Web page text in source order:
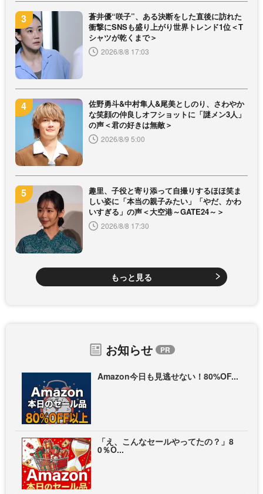
蒼井優“咲子”、ある決断をした直後に訪れた
衝撃にSNSも盛り上がり世界トレンド1位＜T
シャツが乾くまで＞
2026/8/8 17:03
佐野勇斗&中村隼人&尾美としのり、さわやか
な笑顔の仲良しオフショットに「謎メン3人」
の声＜君の好きは無敵＞
2026/8/9 5:00
趣里、子役と寄り添って自撮りするほほ笑ま
しい姿に「本当の親子みたい」「やだ、かわ
いすぎる」の声＜大空港～GATE24～＞
2026/8/8 17:30
もっと見る
お知らせ
Amazon今日も見逃せない！80%OF...
「え、こんなセールやってたの？」8
0％O...